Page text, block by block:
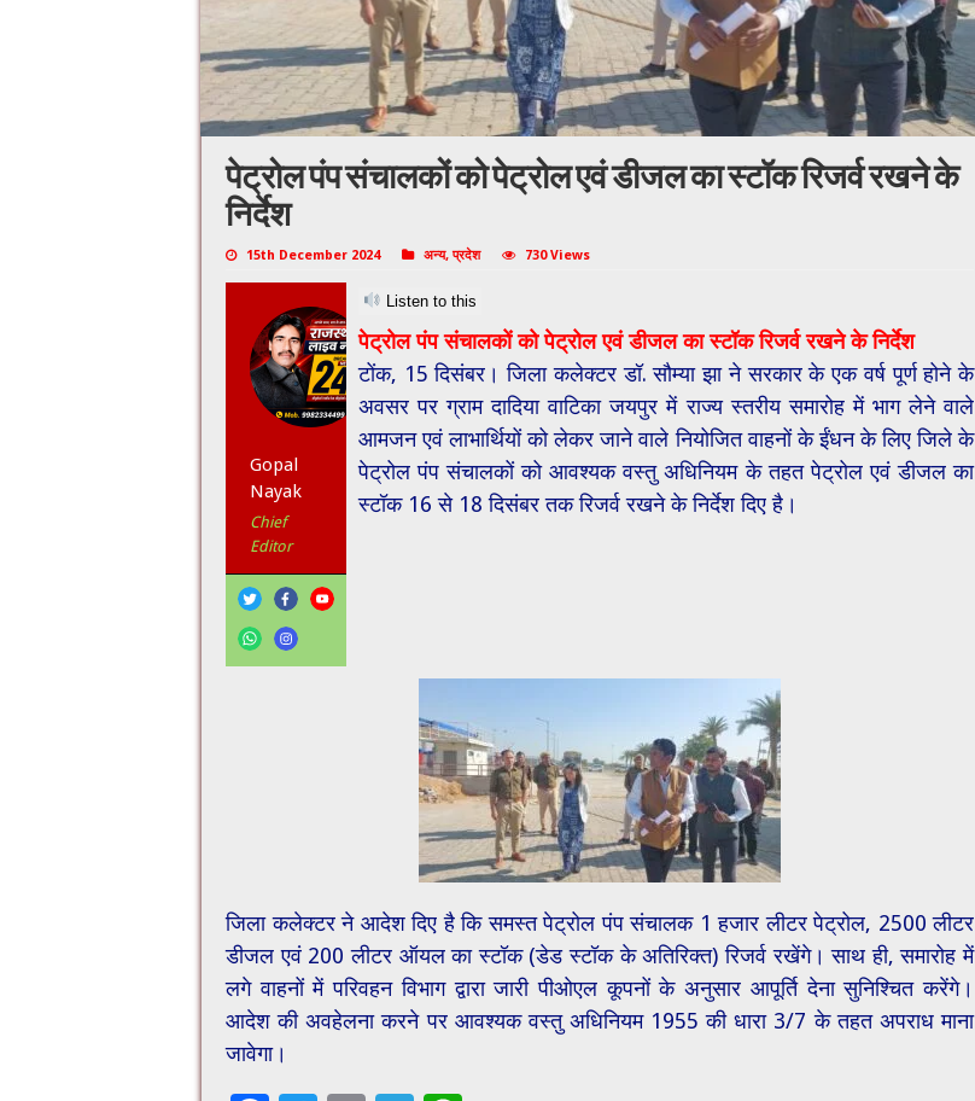
पेट्रोल पंप संचालकों को पेट्रोल एवं डीजल का स्टॉक रिजर्व रखने के
निर्देश
15th December 2024 अन्य,प्रदेश 730 Views
Listen to this
Gopal
Nayak
Chief
Editor
पेट्रोल पंप संचालकों को पेट्रोल एवं डीजल का स्टॉक रिजर्व रखने के निर्देश
टोंक, 15 दिसंबर। जिला कलेक्टर डॉ. सौम्या झा ने सरकार के एक वर्ष पूर्ण होने के
अवसर पर ग्राम दादिया वाटिका जयपुर में राज्य स्तरीय समारोह में भाग लेने वाले
आमजन एवं लाभार्थियों को लेकर जाने वाले नियोजित वाहनों के ईंधन के लिए जिले के
पेट्रोल पंप संचालकों को आवश्यक वस्तु अधिनियम के तहत पेट्रोल एवं डीजल का
स्टॉक 16 से 18 दिसंबर तक रिजर्व रखने के निर्देश दिए है।
जिला कलेक्टर ने आदेश दिए है कि समस्त पेट्रोल पंप संचालक 1 हजार लीटर पेट्रोल, 2500 लीटर
डीजल एवं 200 लीटर ऑयल का स्टॉक (डेड स्टॉक के अतिरिक्त) रिजर्व रखेंगे। साथ ही, समारोह में
लगे वाहनों में परिवहन विभाग द्वारा जारी पीओएल कूपनों के अनुसार आपूर्ति देना सुनिश्चित करेंगे।
आदेश की अवहेलना करने पर आवश्यक वस्तु अधिनियम 1955 की धारा 3/7 के तहत अपराध माना
जावेगा।